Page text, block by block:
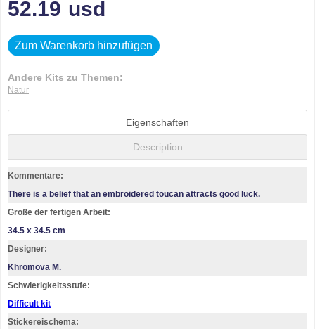
52.19 usd
Zum Warenkorb hinzufügen
Andere Kits zu Themen:
Natur
Eigenschaften
Description
Kommentare:
There is a belief that an embroidered toucan attracts good luck.
Größe der fertigen Arbeit:
34.5 x 34.5 cm
Designer:
Khromova M.
Schwierigkeitsstufe:
Difficult kit
Stickereischema: